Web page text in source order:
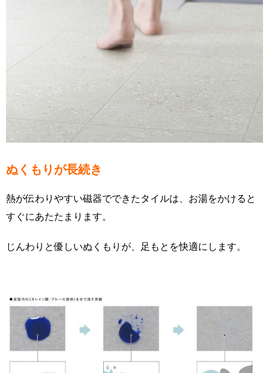
ぬくもりが長続き
熱が伝わりやすい磁器でできたタイルは、お湯をかけると
すぐにあたたまります。
じんわりと優しいぬくもりが、足もとを快適にします。